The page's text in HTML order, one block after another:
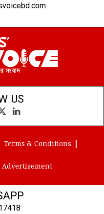
US
X
(Twitter)
LinkedIn
Terms & Conditions
Advertisement